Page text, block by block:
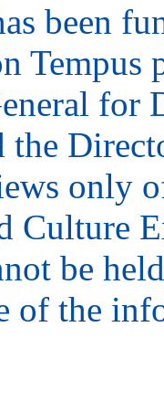
been
Tempus
for
only
Culture
be
of the